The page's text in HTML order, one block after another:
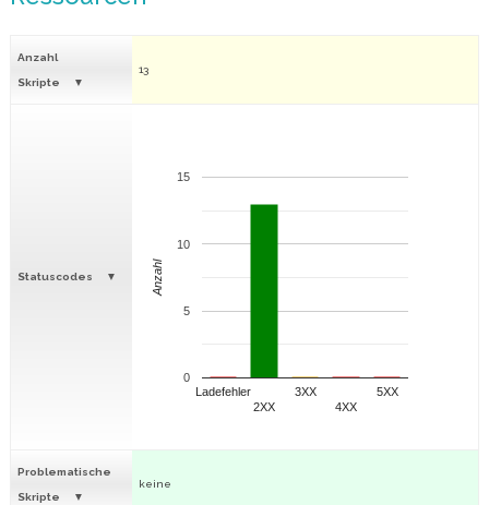
Anzahl
Skripte
13
Statuscodes
Ladefehler
2XX
3XX
4XX
5XX
0
5
10
15
Anzahl
Problematische
Skripte
keine